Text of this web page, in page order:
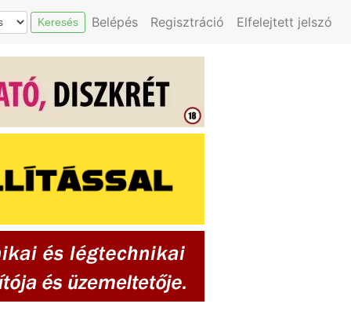
Keresés Belépés Regisztráció Elfelejtett jelszó